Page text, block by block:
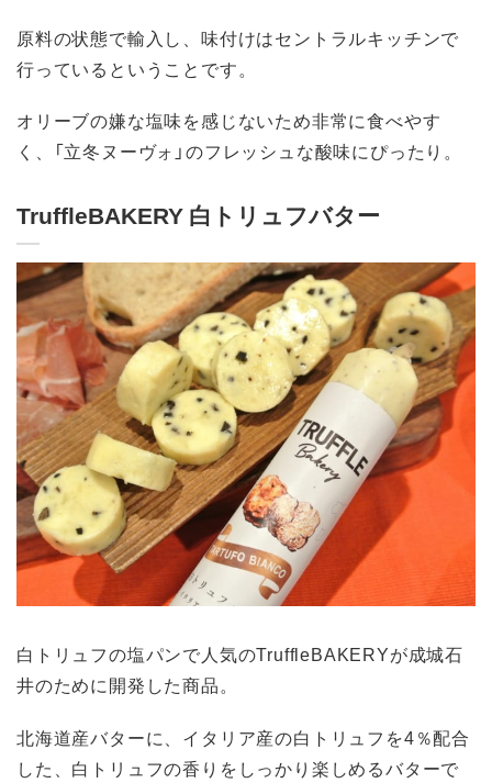
原料の状態で輸入し、味付けはセントラルキッチンで
行っているということです。
オリーブの嫌な塩味を感じないため非常に食べやす
く、「立冬ヌーヴォ」のフレッシュな酸味にぴったり。
TruffleBAKERY 白トリュフバター
白トリュフの塩パンで人気のTruffleBAKERYが成城石
井のために開発した商品。
北海道産バターに、イタリア産の白トリュフを4％配合
した、白トリュフの香りをしっかり楽しめるバターで